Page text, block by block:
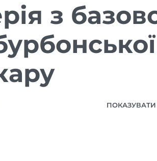
з
ПОКАЗУВАТИ